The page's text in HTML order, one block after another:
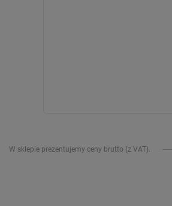
W sklepie prezentujemy ceny brutto (z VAT).